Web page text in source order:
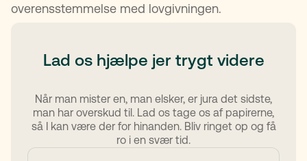
overensstemmelse med lovgivningen.
Lad os hjælpe jer trygt videre
Når man mister en, man elsker, er jura det sidste,
man har overskud til. Lad os tage os af papirerne,
så I kan være der for hinanden. Bliv ringet op og få
ro i en svær tid.